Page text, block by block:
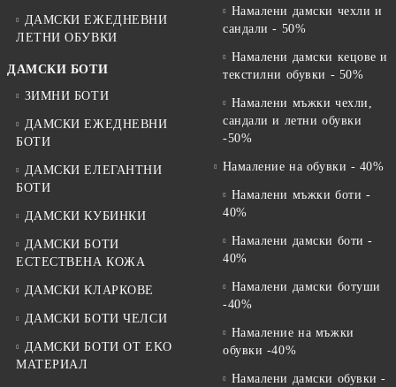
ДАМСКИ ЕЖЕДНЕВНИ
ЛЕТНИ ОБУВКИ
ДАМСКИ БОТИ
ЗИМНИ БОТИ
ДАМСКИ ЕЖЕДНЕВНИ
БОТИ
ДАМСКИ ЕЛЕГАНТНИ
БОТИ
ДАМСКИ КУБИНКИ
ДАМСКИ БОТИ
ЕСТЕСТВЕНА КОЖА
ДАМСКИ КЛАРКОВЕ
ДАМСКИ БОТИ ЧЕЛСИ
ДАМСКИ БОТИ ОТ EKO
МАТЕРИАЛ
Намалени дамски чехли и
сандали - 50%
Намалени дамски кецове и
текстилни обувки - 50%
Намалени мъжки чехли,
сандали и летни обувки
-50%
Намаление на обувки - 40%
Намалени мъжки боти -
40%
Намалени дамски боти -
40%
Намалени дамски ботуши
-40%
Намаление на мъжки
обувки -40%
Намалени дамски обувки -